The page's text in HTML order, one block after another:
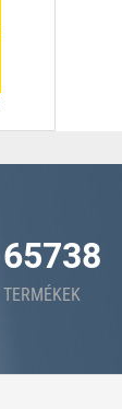
65738
TERMÉKEK